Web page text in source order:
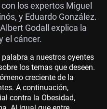
los expertos Miguel
y Eduardo González.
Godall explica la
el cáncer.
a nuestros oyentes
los temas que deseen.
creciente de la
A continuación,
contra la Obesidad,